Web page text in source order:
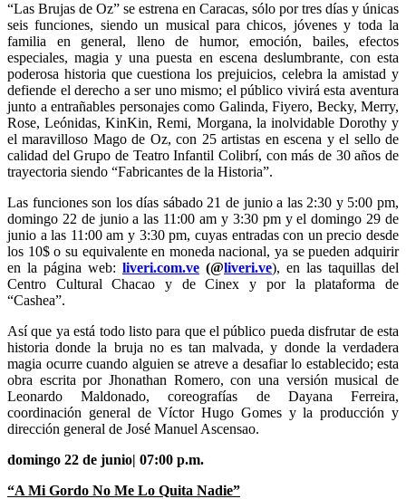
“Las Brujas de Oz” se estrena en Caracas, sólo por tres días y únicas
seis funciones, siendo un musical para chicos, jóvenes y toda la
familia en general, lleno de humor, emoción, bailes, efectos
especiales, magia y una puesta en escena deslumbrante, con esta
poderosa historia que cuestiona los prejuicios, celebra la amistad y
defiende el derecho a ser uno mismo; el público vivirá esta aventura
junto a entrañables personajes como Galinda, Fiyero, Becky, Merry,
Rose, Leónidas, KinKin, Remi, Morgana, la inolvidable Dorothy y
el maravilloso Mago de Oz, con 25 artistas en escena y el sello de
calidad del Grupo de Teatro Infantil Colibrí, con más de 30 años de
trayectoria siendo “Fabricantes de la Historia”.
Las funciones son los días sábado 21 de junio a las 2:30 y 5:00 pm,
domingo 22 de junio a las 11:00 am y 3:30 pm y el domingo 29 de
junio a las 11:00 am y 3:30 pm, cuyas entradas con un precio desde
los 10$ o su equivalente en moneda nacional, ya se pueden adquirir
en la página web: liveri.com.ve (@liveri.ve), en las taquillas del
Centro Cultural Chacao y de Cinex y por la plataforma de
“Cashea”.
Así que ya está todo listo para que el público pueda disfrutar de esta
historia donde la bruja no es tan malvada, y donde la verdadera
magia ocurre cuando alguien se atreve a desafiar lo establecido; esta
obra escrita por Jhonathan Romero, con una versión musical de
Leonardo Maldonado, coreografías de Dayana Ferreira,
coordinación general de Víctor Hugo Gomes y la producción y
dirección general de José Manuel Ascensao.
domingo 22 de junio| 07:00 p.m.
“A Mi Gordo No Me Lo Quita Nadie”